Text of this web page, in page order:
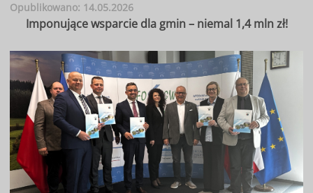
Opublikowano: 14.05.2026
Imponujące wsparcie dla gmin – niemal 1,4 mln zł!